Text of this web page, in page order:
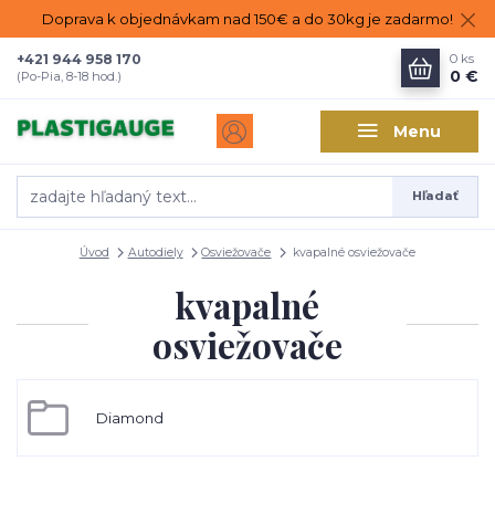
Doprava k objednávkam nad 150€ a do 30kg je zadarmo!
Menu
Hľadať
+421 944 958 170
(Po-Pia, 8-18 hod.)
0 ks
0 €
Úvod Autodiely Osviežovače kvapalné osviežovače
kvapalné
osviežovače
Diamond